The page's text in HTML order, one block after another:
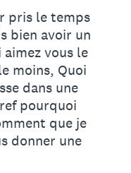
pris le temps
bien avoir un
vous le
moins, Quoi
dans une
pourquoi
que je
donner une